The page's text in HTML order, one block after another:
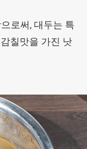
로써, 대두는 특
칠맛을 가진 낫